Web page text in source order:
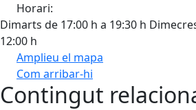
Horari:
Dimarts de 17:00 h a 19:30 h
12:00 h
Amplieu el mapa
Com arribar-hi
+
Contingut